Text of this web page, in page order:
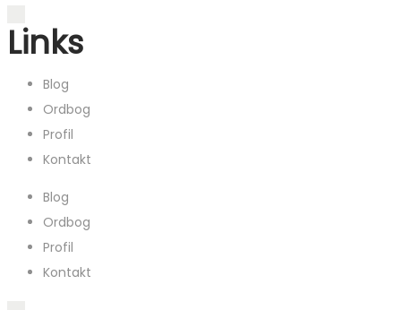
Links
Blog
Ordbog
Profil
Kontakt
Blog
Ordbog
Profil
Kontakt